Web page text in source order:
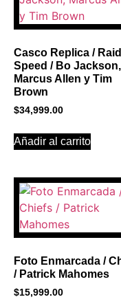
Casco Replica /
Speed / Bo Jackson,
Marcus Allen y Tim
Brown
$34,999.00
Añadir al carrito
Foto Enmarcada /
/ Patrick Mahomes
$15,999.00